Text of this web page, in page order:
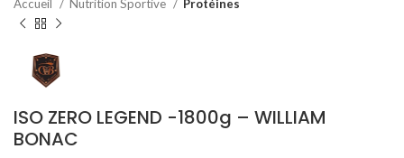
Accueil Nutrition Sportive Protéines
ISO ZERO LEGEND -1800g – WILLIAM
BONAC